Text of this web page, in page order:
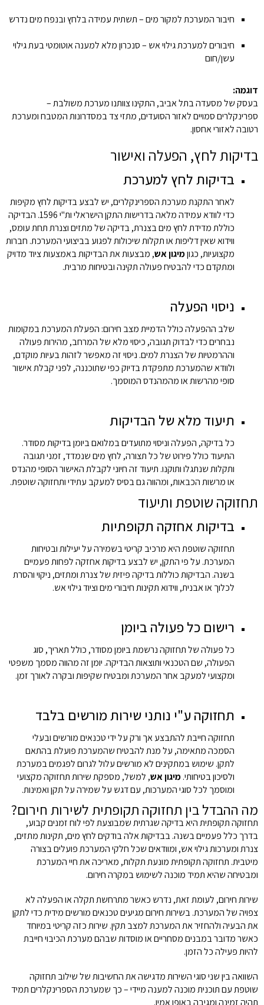
חיבור המערכת למקור מים – תשתית עמידה בלחץ ובנפח מים נדרש
חיבורים למערכת גילוי אש – סנכרון מלא למענה אוטומטי בעת גילוי
עשן/חום
דוגמה:
בעסק של מסעדה בתל אביב, התקינו צוותנו מערכת משולבת –
ספרינקלרים סמויים לאזור הסועדים, מתזי צד במסדרונות המטבח ומערכת
רטובה לאזורי אחסון.
בדיקות לחץ, הפעלה ואישור
בדיקות לחץ למערכת
לאחר התקנת מערכת הספרינקלרים, יש לבצע בדיקות לחץ מקיפות
כדי לוודא עמידה מלאה בדרישות התקן הישראלי ות"י 1596. הבדיקה
כוללת מדידת לחץ מים בצנרת, בדיקה של מתזים וצנרת תחת עומס,
ווידוא שאין דליפות או תקלות שיכולות לפגוע בביצועי המערכת. חברות
מקצועיות, כגוןמיגון אש, מבצעות את הבדיקות באמצעות ציוד מדויק
ומתקדם כדי להבטיח פעולה תקינה ובטיחות מרבית.
ניסוי הפעלה
שלב ההפעלה כולל הדמיית מצב חירום: הפעלת המערכת במקומות
נבחרים כדי לבדוק תגובה, כיסוי מלא של המרחב, מהירות פעולה
וההרמטיות של הצנרת למים. ניסוי זה מאפשר לזהות בעיות מוקדם,
ולוודא שהמערכת מתפקדת בדיוק כפי שתוכננה, לפני קבלת אישור
סופי מהרשות או מהמהנדס המוסמך.
תיעוד מלא של הבדיקות
כל בדיקה, הפעלה וניסוי מתועדים במלואם ביומן בדיקות מסודר.
התיעוד כולל פירוט של כל תצורה, לחץ מים שנמדד, זמני תגובה
ותקלות שנתגלו ותוקנו. תיעוד זה חיוני לקבלת האישור הסופי מהנדס
או מרשות הכבאות, ומהווה גם בסיס למעקב עתידי ותחזוקה שוטפת.
תחזוקה שוטפת ותיעוד
בדיקות אחזקה תקופתיות
תחזוקה שוטפת היא מרכיב קריטי בשמירה על יעילות ובטיחות
המערכת. על פי התקן, יש לבצע בדיקות אחזקה לפחות פעמיים
בשנה. הבדיקות כוללות בדיקה פיזית של צנרת ומתזים, ניקוי והסרת
לכלוך או אבנית, ווידוא תקינות חיבורי מים וציוד גילוי אש.
רישום כל פעולה ביומן
כל פעולה של תחזוקה נרשמת ביומן מסודר, כולל תאריך, סוג
הפעולה, שם הטכנאי ותוצאות הבדיקה. יומן זה מהווה מסמך משפטי
ומקצועי למעקב אחר המערכת ומבטיח שקיפות ובקרה לאורך זמן.
תחזוקה ע"י נותני שירות מורשים בלבד
תחזוקה חייבת להתבצע אך ורק על ידי טכנאים מורשים ובעלי
הסמכה מתאימה, על מנת להבטיח שהמערכת פועלת בהתאם
לתקן. שימוש במתקינים לא מורשים עלול לגרום לפגמים במערכת
ולסיכון בטיחותי.מיגון אש, למשל, מספקת שירות תחזוקה מקצועי
ומוסמך לכל סוגי המערכות, עם דגש על שמירה על תקן ואמינות.
מה ההבדל בין תחזוקה תקופתית לשירות חירום?
תחזוקה תקופתית היא בדיקה שגרתית שמבוצעת לפי לוח זמנים קבוע,
בדרך כלל פעמיים בשנה. בבדיקות אלה בודקים לחץ מים, תקינות מתזים,
צנרת ומערכות גילוי אש, ומוודאים שכל חלקי המערכת פועלים בצורה
מיטבית. תחזוקה תקופתית מונעת תקלות, מאריכה את חיי המערכת
ומבטיחה שהיא תמיד מוכנה לשימוש במקרה חירום.
שירות חירום, לעומת זאת, נדרש כאשר מתרחשת תקלה או הפעלה לא
צפויה של המערכת. בשירות חירום מגיעים טכנאים מורשים מידית כדי לתקן
את הבעיה ולהחזיר את המערכת למצב תקין. שירות כזה קריטי במיוחד
כאשר מדובר במבנים מסחריים או מוסדות שבהם מערכת הכיבוי חייבת
להיות פעילה כל הזמן.
השוואה בין שני סוגי השירות מדגישה את החשיבות של שילוב תחזוקה
שוטפת עם תוכנית מוכנה למענה מיידי – כך שמערכת הספרינקלרים תמיד
תהיה זמינה ומגיבה באופן אמין.